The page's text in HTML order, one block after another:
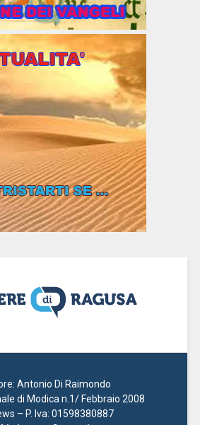
Antonio Di Raimondo
di Modica n.1/ Febbraio 2008
– P. Iva: 01598380887